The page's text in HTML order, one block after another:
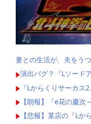
妻との生活が、夫をう
演出バグ？『Lソード
『Lからくりサーカ
【朗報】『e花の慶
【悲報】某店の『L